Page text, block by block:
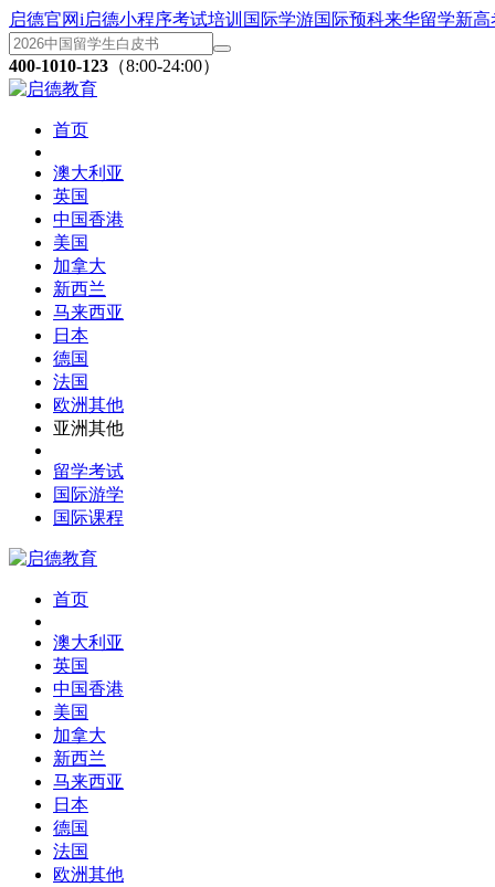
启德官网i启德小程序考试培训 国际学游国际预科来华留学新高
400-1010-123 （8:00-24:00）
首页
澳大利亚
英国
中国香港
美国
加拿大
新西兰
马来西亚
日本
德国
法国
欧洲其他
亚洲其他
留学考试
国际游学
国际课程
首页
澳大利亚
英国
中国香港
美国
加拿大
新西兰
马来西亚
日本
德国
法国
欧洲其他